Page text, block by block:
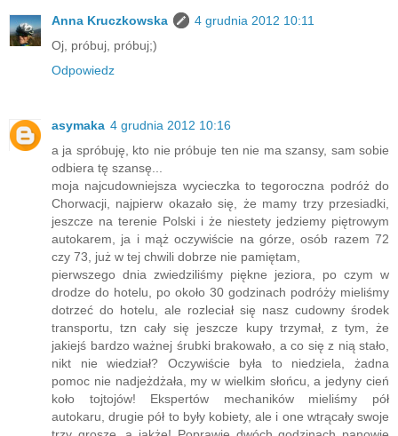
a ja spróbuję, kto nie próbuje ten nie ma szansy, sam sobie
odbiera tę szansę...
moja najcudowniejsza wycieczka to tegoroczna podróż do
Chorwacji, najpierw okazało się, że mamy trzy przesiadki,
jeszcze na terenie Polski i że niestety jedziemy piętrowym
autokarem, ja i mąż oczywiście na górze, osób razem 72
czy 73, już w tej chwili dobrze nie pamiętam,
pierwszego dnia zwiedziliśmy piękne jeziora, po czym w
drodze do hotelu, po około 30 godzinach podróży mieliśmy
dotrzeć do hotelu, ale rozleciał się nasz cudowny środek
transportu, tzn cały się jeszcze kupy trzymał, z tym, że
jakiejś bardzo ważnej śrubki brakowało, a co się z nią stało,
nikt nie wiedział? Oczywiście była to niedziela, żadna
pomoc nie nadjeżdżała, my w wielkim słońcu, a jedyny cień
koło tojtojów! Ekspertów mechaników mieliśmy pół